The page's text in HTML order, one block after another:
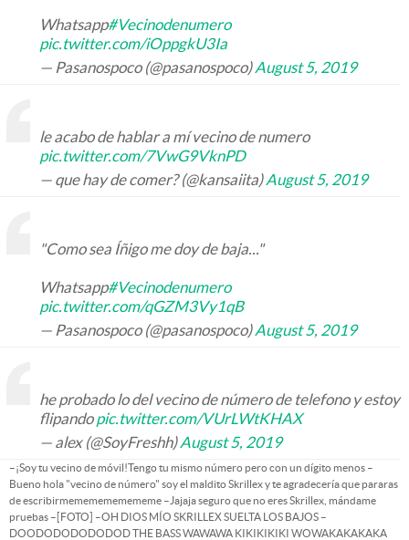
Whatsapp#Vecinodenumero
pic.twitter.com/iOppgkU3Ia
— Pasanospoco (@pasanospoco)August 5, 2019
le acabo de hablar a mí vecino de numero
pic.twitter.com/7VwG9VknPD
— que hay de comer? (@kansaiita)August 5, 2019
"Como sea Íñigo me doy de baja..."
Whatsapp#Vecinodenumero
pic.twitter.com/qGZM3Vy1qB
— Pasanospoco (@pasanospoco)August 5, 2019
he probado lo del vecino de número de telefono y estoy
flipandopic.twitter.com/VUrLWtKHAX
— alex (@SoyFreshh)August 5, 2019
–¡Soy tu vecino de móvil!Tengo tu mismo número pero con un dígito menos –
Bueno hola "vecino de número" soy el maldito Skrillex y te agradecería que pararas
de escribirmememememememe –Jajaja seguro que no eres Skrillex, mándame
pruebas –[FOTO] –OH DIOS MÍO SKRILLEX SUELTA LOS BAJOS –
DOODODODODODOD THE BASS WAWAWA KIKIKIKIKI WOWAKAKAKAKA